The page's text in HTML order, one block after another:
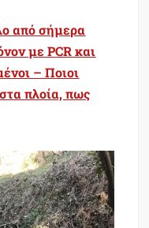
από σήμερα
με PCR και
– Ποιοι
πλοία, πως